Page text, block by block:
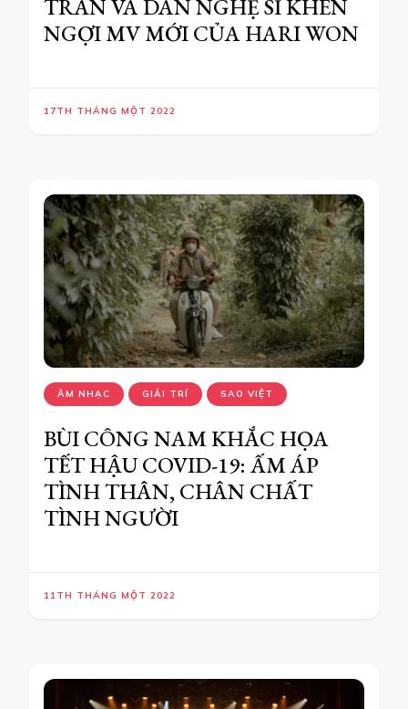
TRẦN VÀ DÀN NGHỆ SĨ KHEN
NGỢI MV MỚI CỦA HARI WON
17TH THÁNG MỘT 2022
ÂM NHẠC GIẢI TRÍ SAO VIỆT
BÙI CÔNG NAM KHẮC HỌA
TẾT HẬU COVID-19: ẤM ÁP
TÌNH THÂN, CHÂN CHẤT
TÌNH NGƯỜI
11TH THÁNG MỘT 2022